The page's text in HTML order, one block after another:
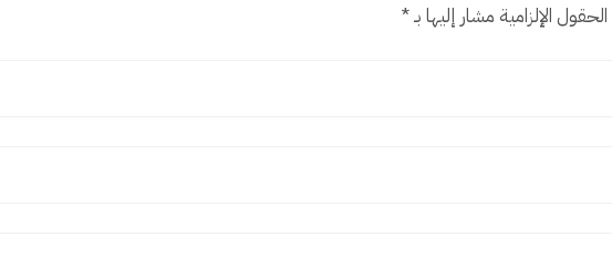
الحقول الإلزامية مشار إليها بـ*